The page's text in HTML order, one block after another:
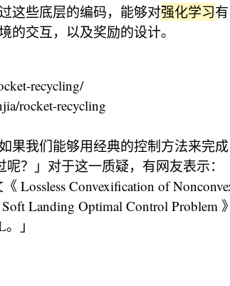
这些底层的编码，能够对强化学习有
交互，以及奖励的设计。
recycling/
rocket-recycling
果我们能够用经典的控制方法来完成
？」对于这一质疑，有网友表示：
Lossless Convexification of
Landing Optimal Control Problem 》
」